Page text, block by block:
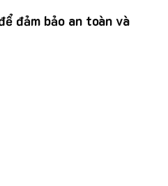
đảm bảo an toàn và